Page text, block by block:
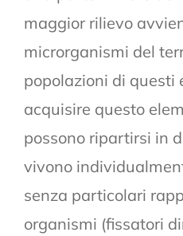
maggior rilievo
microrganismi del
popolazioni di questi
acquisire questo
possono ripartirsi in
vivono
senza particolari
organismi (fissatori